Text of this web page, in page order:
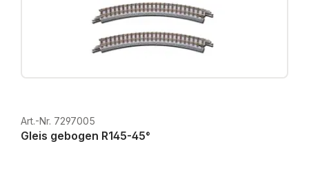
Art.-Nr. 7297005
Gleis gebogen R145-45°